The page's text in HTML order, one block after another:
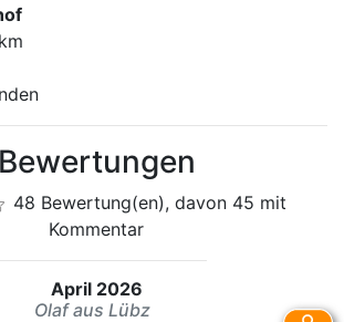
Bewertungen
48 Bewertung(en), davon 45 mit
Kommentar
April 2026
Olaf aus Lübz